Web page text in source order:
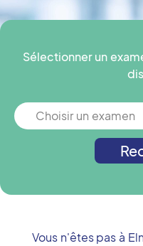
Sélectionner un
Choisir un examen
Vous n'êtes pas à